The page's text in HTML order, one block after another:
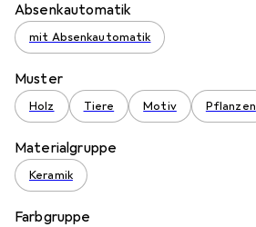
Absenkautomatik
mit Absenkautomatik
Muster
Holz Tiere Motiv Pflanzen
Materialgruppe
Keramik
Farbgruppe